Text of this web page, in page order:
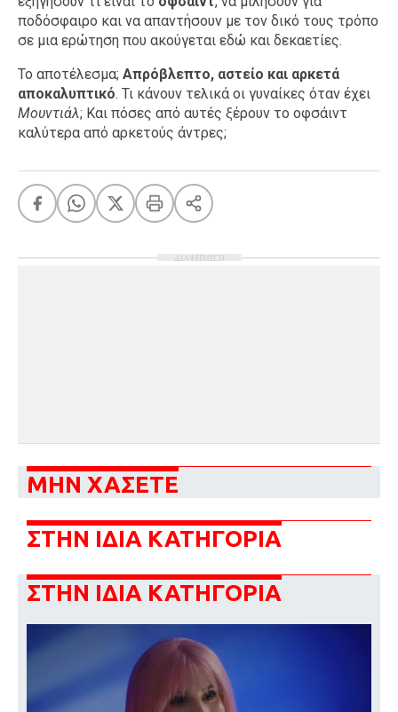
ποδόσφαιρο και να απαντήσουν με τον δικό τους τρόπο
σε μια ερώτηση που ακούγεται εδώ και δεκαετίες.
Το αποτέλεσμα; Απρόβλεπτο, αστείο και αρκετά
αποκαλυπτικό. Τι κάνουν τελικά οι γυναίκες όταν έχει
Μουντιάλ; Και πόσες από αυτές ξέρουν το οφσάιντ
καλύτερα από αρκετούς άντρες;
ΔΙΑΦΗΜΙΣΗ
ΜΗΝ ΧΑΣΕΤΕ
ΣΤΗΝ ΙΔΙΑ ΚΑΤΗΓΟΡΙΑ
ΣΤΗΝ ΙΔΙΑ ΚΑΤΗΓΟΡΙΑ